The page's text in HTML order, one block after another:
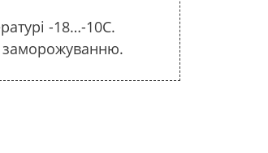
-18…-10С.
заморожуванню.